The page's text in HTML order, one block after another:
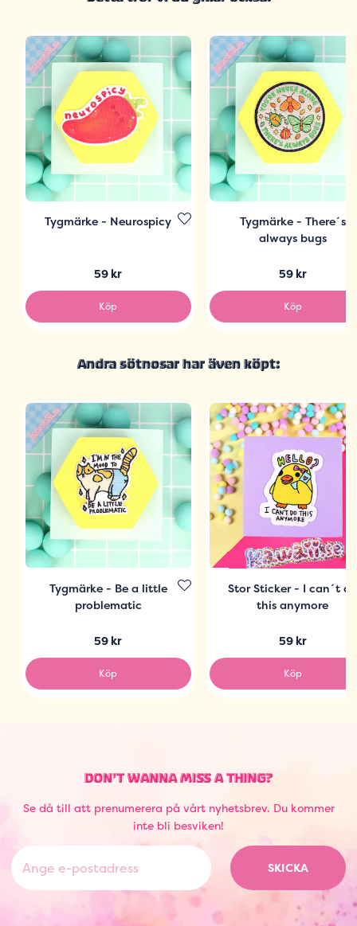
Tygmärke - Neurospicy
59 kr
Köp
Tygmärke - There´s
always bugs
59 kr
Köp
Andra sötnosar har även köpt:
Tygmärke - Be a little
problematic
59 kr
Köp
Stor Sticker - I can´t do
this anymore
59 kr
Köp
DON'T WANNA MISS A THING?
Se då till att prenumerera på vårt nyhetsbrev. Du kommer
inte bli besviken!
SKICKA